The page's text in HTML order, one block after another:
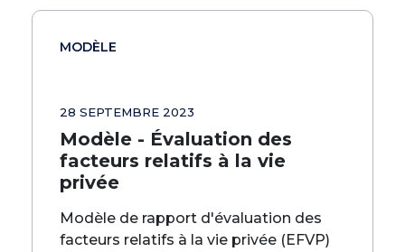
MODÈLE
28 SEPTEMBRE 2023
Modèle - Évaluation des
facteurs relatifs à la vie
privée
Modèle de rapport d'évaluation des
facteurs relatifs à la vie privée (EFVP)